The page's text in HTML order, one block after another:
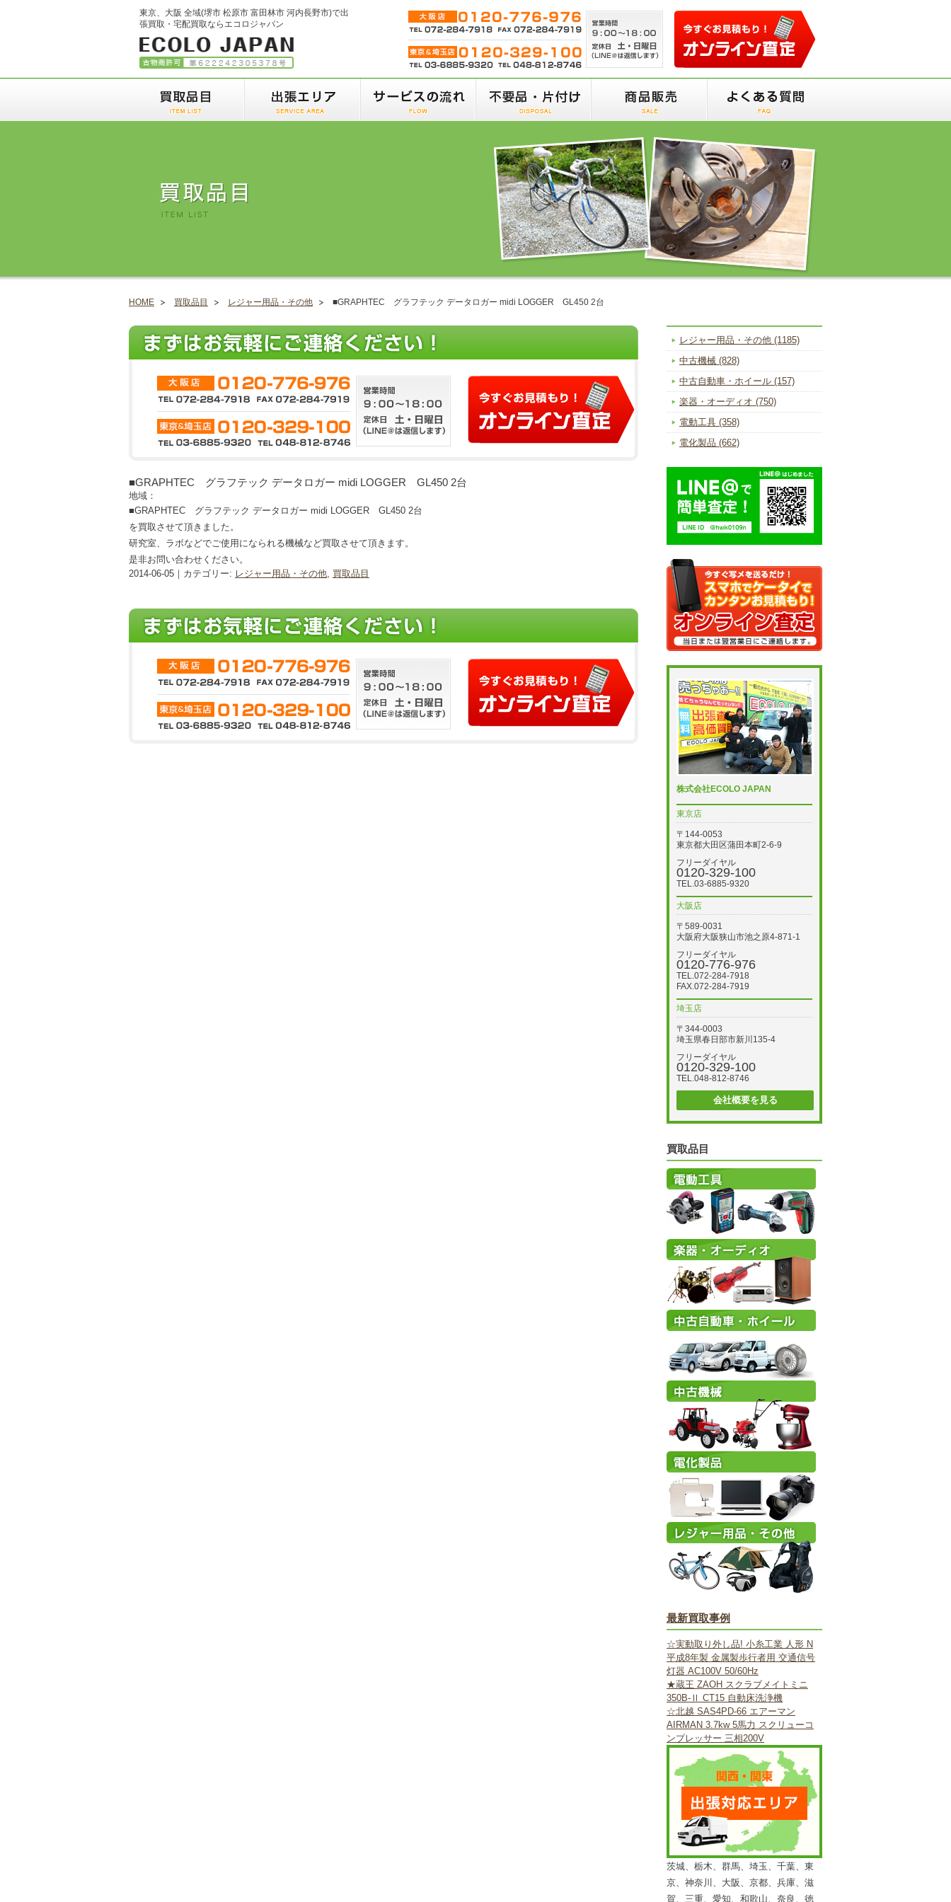
東京、大阪 全域(堺市 松原市 富田林市 河内長野市)で出
張買取・宅配買取ならエコロジャパン
HOME 買取品目 レジャー用品・その他 ■GRAPHTEC グラフテック データロガー midi LOGGER GL450 2台
■GRAPHTEC グラフテック データロガー midi LOGGER GL450 2台
地域：
■GRAPHTEC グラフテック データロガー midi LOGGER GL450 2台
を買取させて頂きました。
研究室、ラボなどでご使用になられる機械など買取させて頂きます。
是非お問い合わせください。
2014-06-05｜カテゴリー: レジャー用品・その他, 買取品目
レジャー用品・その他 (1185)
中古機械 (828)
中古自動車・ホイール (157)
楽器・オーディオ (750)
電動工具 (358)
電化製品 (662)
株式会社ECOLO JAPAN
東京店
〒144-0053
東京都大田区蒲田本町2-6-9
フリーダイヤル
0120-329-100
TEL.03-6885-9320
大阪店
〒589-0031
大阪府大阪狭山市池之原4-871-1
フリーダイヤル
0120-776-976
TEL.072-284-7918
FAX.072-284-7919
埼玉店
〒344-0003
埼玉県春日部市新川135-4
フリーダイヤル
0120-329-100
TEL.048-812-8746
会社概要を見る
買取品目
最新買取事例
☆実動取り外し品! 小糸工業 人形 N
平成8年製 金属製歩行者用 交通信号
灯器 AC100V 50/60Hz
★蔵王 ZAOH スクラブメイトミニ
350B-Ⅱ CT15 自動床洗浄機
☆北越 SAS4PD-66 エアーマン
AIRMAN 3.7kw 5馬力 スクリューコ
ンプレッサー 三相200V
茨城、栃木、群馬、埼玉、千葉、東
京、神奈川、大阪、京都、兵庫、滋
賀、三重、愛知、和歌山、奈良、徳